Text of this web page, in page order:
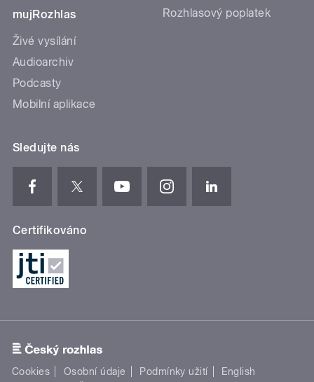
mujRozhlas
Živé vysílání
Audioarchiv
Podcasty
Mobilní aplikace
Rozhlasový poplatek
Sledujte nás
Certifikováno
Cookies Osobní údaje Podmínky užití English